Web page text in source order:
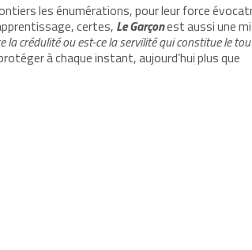
les énumérations, pour leur force
certes, Le Garçonest aussi une
la crédulité ou est-ce la servilité qui constitue le
à chaque instant, aujourd’hui plus que